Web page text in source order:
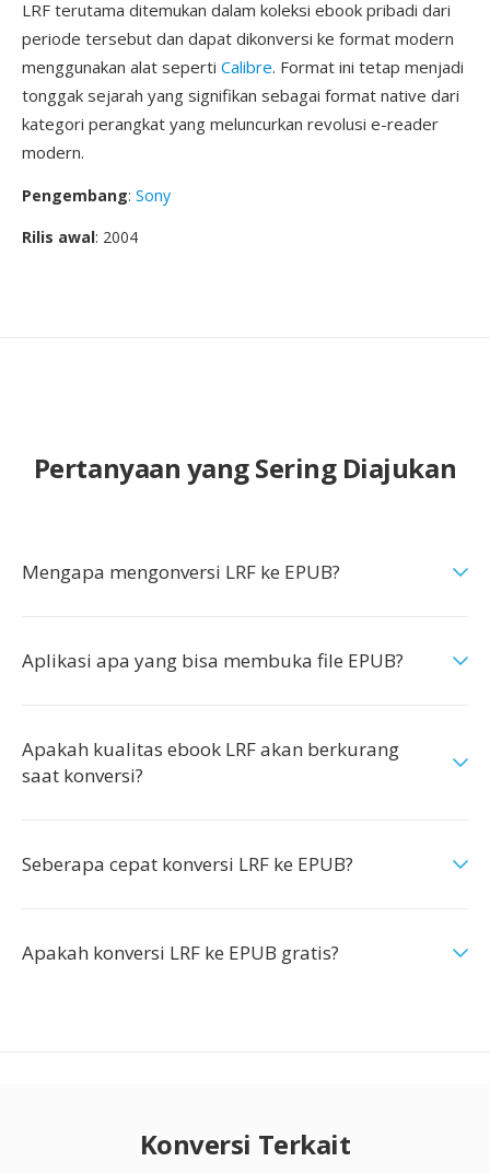
LRF terutama ditemukan dalam koleksi ebook pribadi dari
periode tersebut dan dapat dikonversi ke format modern
menggunakan alat seperti Calibre. Format ini tetap menjadi
tonggak sejarah yang signifikan sebagai format native dari
kategori perangkat yang meluncurkan revolusi e-reader
modern.
Pengembang: Sony
Rilis awal: 2004
Pertanyaan yang Sering Diajukan
Mengapa mengonversi LRF ke EPUB?
Aplikasi apa yang bisa membuka file EPUB?
Apakah kualitas ebook LRF akan berkurang
saat konversi?
Seberapa cepat konversi LRF ke EPUB?
Apakah konversi LRF ke EPUB gratis?
Konversi Terkait